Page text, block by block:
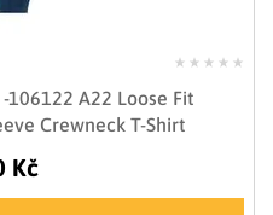
A22 Loose Fit
Crewneck T-Shirt
Kč